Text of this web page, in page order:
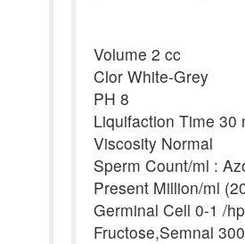
Volume 2 cc
Clor White-Grey
PH 8
Liquifaction Time 30
Viscosity Normal
Sperm Count/ml :
Present Million/ml
Germinal Cell 0-1 /
Fructose,Semnal